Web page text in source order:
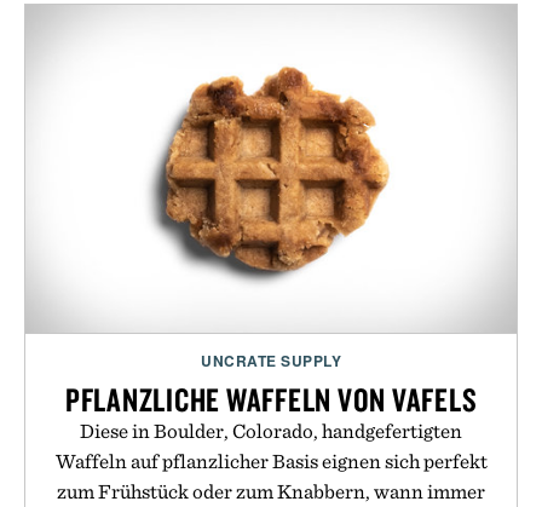
UNCRATE SUPPLY
PFLANZLICHE WAFFELN VON VAFELS
Diese in Boulder, Colorado, handgefertigten
Waffeln auf pflanzlicher Basis eignen sich perfekt
zum Frühstück oder zum Knabbern, wann immer